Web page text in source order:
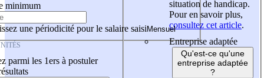
minimum
une périodicité pour le salaire saisi
parmi les 1ers à postuler
situation de handicap.
Pour en savoir plus,
consultez cet article.
Entreprise adaptée
Qu'est-ce qu'une
entreprise adaptée
?